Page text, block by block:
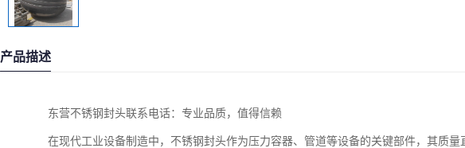
产品描述
东营不锈钢封头联系电话：专业品质，值得信赖
在现代工业设备制造中，不锈钢封头作为压力容器、管道等设备的关键部件，其质